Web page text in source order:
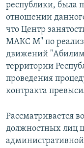
республики, была
отношении
что Центр
МАКС М" по
движений
территории
проведения
контракта
Рассматривается
должностных лиц
административной